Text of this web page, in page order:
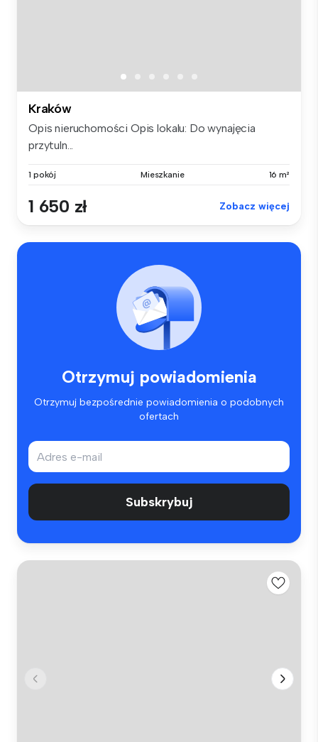
Kraków
Opis nieruchomości Opis lokalu: Do wynajęcia
przytuln...
1 pokój Mieszkanie 16 m²
1 650 zł Zobacz więcej
Otrzymuj powiadomienia
Otrzymuj bezpośrednie powiadomienia o podobnych
ofertach
Subskrybuj